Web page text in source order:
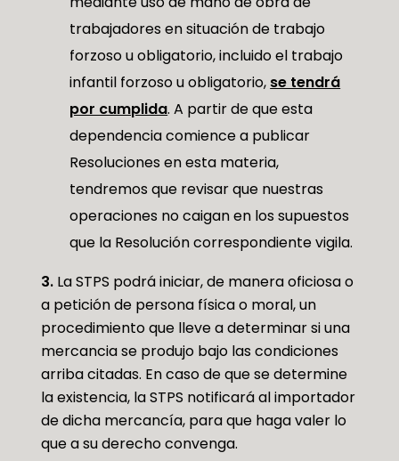
trabajadores en situación de trabajo
forzoso u obligatorio, incluido el trabajo
infantil forzoso u obligatorio, se tendrá
por cumplida. A partir de que esta
dependencia comience a publicar
Resoluciones en esta materia,
tendremos que revisar que nuestras
operaciones no caigan en los supuestos
que la Resolución correspondiente vigila.
3.La STPS podrá iniciar, de manera oficiosa o
a petición de persona física o moral, un
procedimiento que lleve a determinar si una
mercancia se produjo bajo las condiciones
arriba citadas. En caso de que se determine
la existencia, la STPS notificará al importador
de dicha mercancía, para que haga valer lo
que a su derecho convenga.